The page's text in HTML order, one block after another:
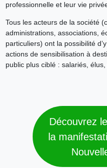
professionnelle et leur vie
Tous les acteurs de la société
administrations, associations,
particuliers) ont la possibilité
actions de sensibilisation à
public plus ciblé : salariés,
Découvrez
la